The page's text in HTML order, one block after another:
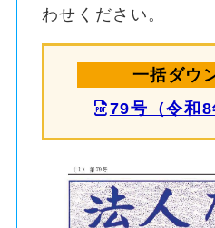
わせください。
79号（令和8